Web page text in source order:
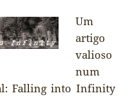
Um
artigo
valioso
num
Falling into Infinity